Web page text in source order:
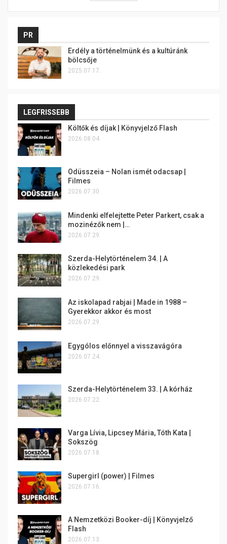
PR
Erdély a történelmünk és a kultúránk
bölcsője
2025.07.17.
LEGFRISSEBB
Költők és díjak | Könyvjelző Flash
2026.08.04.
Odüsszeia – Nolan ismét odacsap |
Filmes
2026.07.30.
Mindenki elfelejtette Peter Parkert, csak a
mozinézők nem |…
2026.07.29.
Szerda-Helytörténelem 34. | A
közlekedési park
2026.07.29.
Az iskolapad rabjai | Made in 1988 –
Gyerekkor akkor és most
2026.07.29.
Egygólos előnnyel a visszavágóra
2026.07.24.
Szerda-Helytörténelem 33. | A kórház
2026.07.22.
Varga Lívia, Lipcsey Mária, Tóth Kata |
Sokszög
2026.07.18.
Supergirl (power) | Filmes
2026.07.16.
A Nemzetközi Booker-díj | Könyvjelző
Flash
2026.07.13.